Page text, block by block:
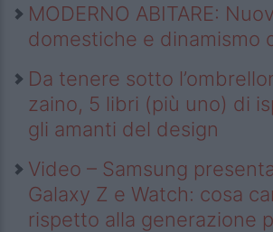
MODERNO ABITARE:
domestiche e dinamismo
Da tenere sotto
zaino, 5 libri (più uno) di
gli amanti del design
Video – Samsung
Galaxy Z e Watch: cosa
rispetto alla generazione